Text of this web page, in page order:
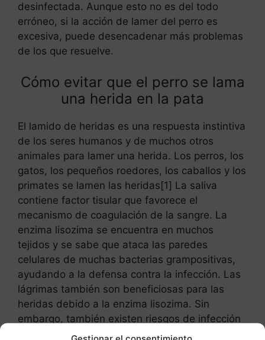
desinfectada. Aunque esto no es del todo
erróneo, si la acción de lamer del perro es
excesiva, puede desencadenar más problemas
de los que resuelve.
Cómo evitar que el perro se lama
una herida en la pata
El lamido de heridas es una respuesta instintiva
de los seres humanos y de muchos otros
animales para lamer una herida. Los perros, los
gatos, los pequeños roedores, los caballos y los
primates se lamen las heridas[1] La saliva
contiene factor tisular que favorece el
mecanismo de coagulación de la sangre. La
enzima lisozima se encuentra en muchos
tejidos y se sabe que ataca las paredes
celulares de muchas bacterias grampositivas,
ayudando a la defensa contra la infección. Las
lágrimas también son beneficiosas para las
heridas debido a la enzima lisozima. Sin
embargo, también existen riesgos de infección
debido a las bacterias de la boca.